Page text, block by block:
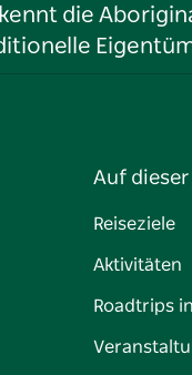
die
Auf dieser
Reiseziele
Aktivitäten
Roadtrips